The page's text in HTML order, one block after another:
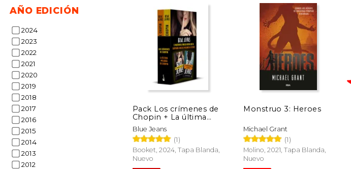
AÑO EDICIÓN
2024
2023
2022
2021
2020
2019
2018
2017
2016
2015
2014
2013
2012
15%
dcto.
15%
dcto.
Pack Los crímenes de
Chopin + La última
melodía de Chopin
Blue Jeans
(1)
Booket, 2024, Tapa Blanda,
Nuevo
Monstruo 3: Heroes
Michael Grant
(1)
Molino, 2021, Tapa Blanda,
Nuevo